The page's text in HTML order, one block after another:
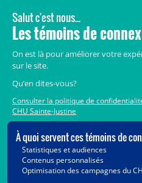
LÉGAL
© 2006-2026CHU Sainte-Justine.
Avis légaux